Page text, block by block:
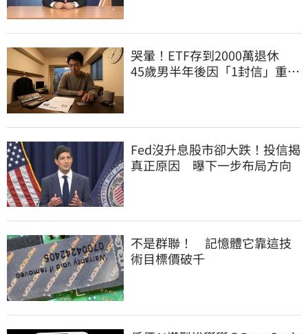
哭暈！ETF存到2000萬退休
45歲男半年後因「1封信」重回
Fed沒升息股市卻大跌！投信揭
真正原因 曝下一步布局方向
不是群聯！ 記憶體它靠這技
術目標價破千